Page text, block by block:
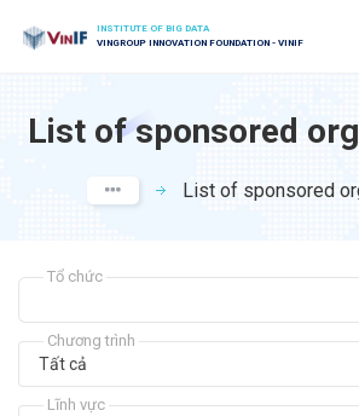
INSTITUTE OF BIG DATA
VINGROUP INNOVATION FOUNDATION - VINIF
List of sponsored
List of sponsored
Tổ chức
Chương trình
Tất cả
Lĩnh vực